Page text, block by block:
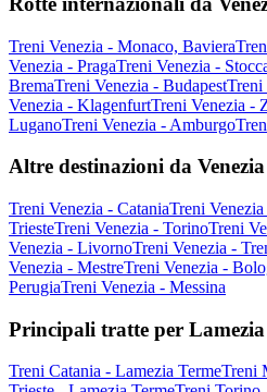
Treni Venezia - Monaco, Baviera
Venezia - PragaTreni Venezia -
BremaTreni Venezia - BudapestTreni
Venezia - KlagenfurtTreni Venezia -
LuganoTreni Venezia - Amburgo
Altre destinazioni da Venezia
Treni Venezia - CataniaTreni
TriesteTreni Venezia - TorinoTreni
Venezia - LivornoTreni Venezia -
Venezia - MestreTreni Venezia -
PerugiaTreni Venezia - Messina
Principali tratte per Lamezia
Treni Catania - Lamezia TermeTreni